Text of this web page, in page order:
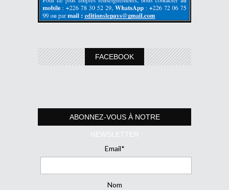
FACEBOOK
ABONNEZ-VOUS À NOTRE
NEWSLETTER
Email*
Nom